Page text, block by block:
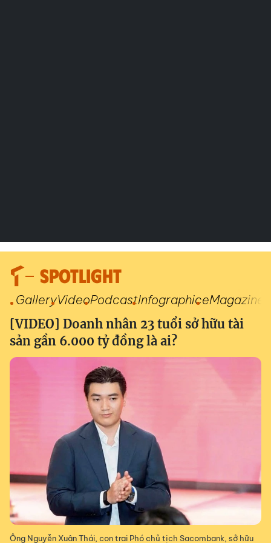
SPOTLIGHT
GalleryVideoPodcastInfographiceMagazine
[VIDEO] Doanh nhân 23 tuổi sở hữu tài
sản gần 6.000 tỷ đồng là ai?
Ông Nguyễn Xuân Thái, con trai Phó chủ tịch Sacombank, sở hữu